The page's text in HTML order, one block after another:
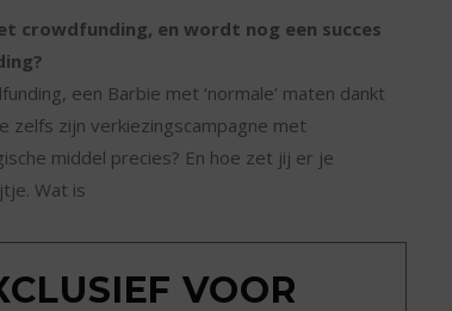
crowdfunding, en wordt nog een succes
een Barbie met ‘normale’ maten dankt
zelfs zijn verkiezingscampagne met
middel precies? En hoe zet jij er je
Wat is
VOOR